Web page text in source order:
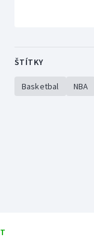
ŠTÍTKY
Basketbal NBA